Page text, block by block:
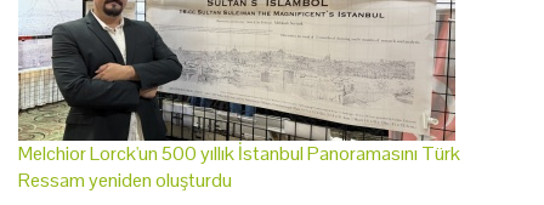
Melchior Lorck'un 500 yıllık İstanbul Panoramasını Türk
Ressam yeniden oluşturdu